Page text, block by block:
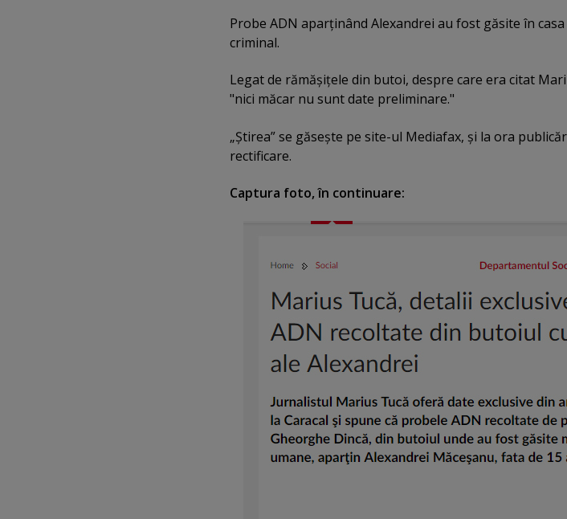
Probe ADN aparţinând Alexandrei au fost găsite în
criminal.
Legat de rămăşiţele din butoi, despre care era citat
"nici măcar nu sunt date preliminare."
„Ştirea” se găseşte pe site-ul Mediafax, şi la ora
rectificare.
Captura foto, în continuare: